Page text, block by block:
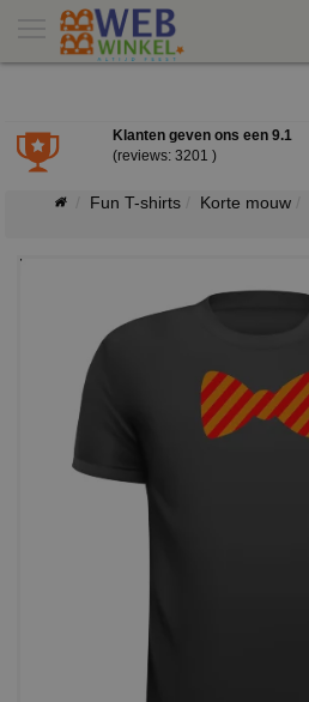
Klanten geven ons een 9.1
(reviews: 3201 )
Fun T-shirts Korte mouw